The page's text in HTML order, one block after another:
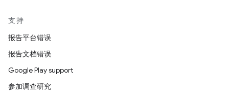
支持
报告平台错误
报告文档错误
Google Play support
参加调查研究